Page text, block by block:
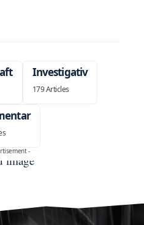
Investigativ
179 Articles
-